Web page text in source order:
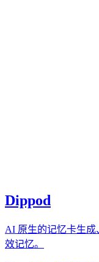
Dippod
AI 原生的记忆卡生
效记忆。